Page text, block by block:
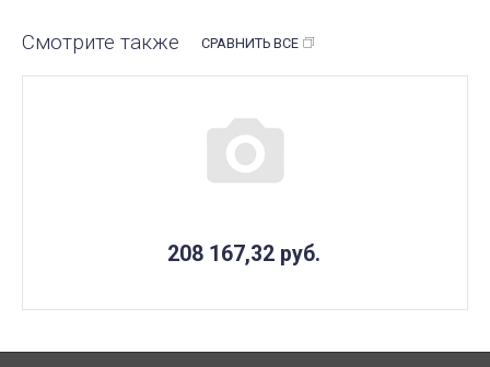
Смотрите также СРАВНИТЬ ВСЕ
208 167,32 руб.